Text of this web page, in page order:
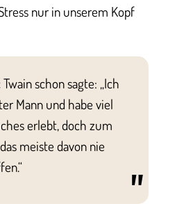
nur in unserem Kopf
schon sagte: „Ich
Mann und habe viel
erlebt, doch zum
meiste davon nie